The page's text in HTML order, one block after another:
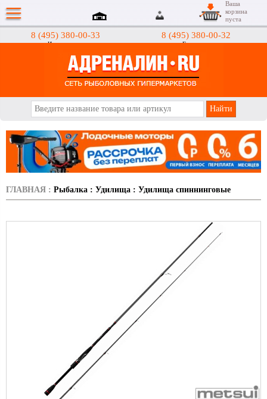
8 (495) 380-00-33
Интернет-магазин
8 (495) 380-00-32
Гипермаркеты
Ваша
корзина
пуста
ГЛАВНАЯ : Рыбалка : Удилища : Удилища спиннинговые